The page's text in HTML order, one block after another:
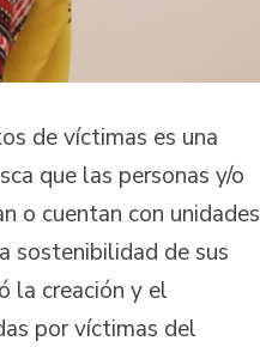
de víctimas es una
que las personas y/o
o cuentan con unidades
sostenibilidad de sus
la creación y el
por víctimas del